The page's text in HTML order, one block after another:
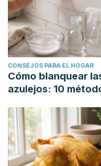
CONSEJOS PARA EL HOGAR
Cómo blanquear
azulejos: 10